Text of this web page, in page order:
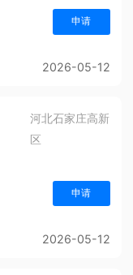
申请
2026-05-12
河北石家庄高新
区
申请
2026-05-12